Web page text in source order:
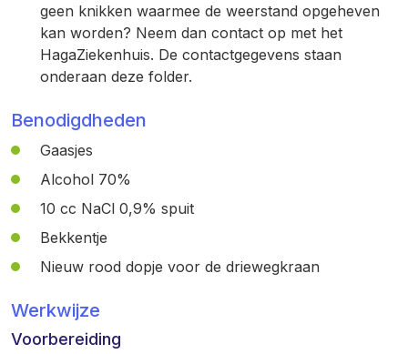
geen knikken waarmee de weerstand opgeheven
kan worden? Neem dan contact op met het
HagaZiekenhuis. De contactgegevens staan
onderaan deze folder.
Benodigdheden
Gaasjes
Alcohol 70%
10 cc NaCl 0,9% spuit
Bekkentje
Nieuw rood dopje voor de driewegkraan
Werkwijze
Voorbereiding